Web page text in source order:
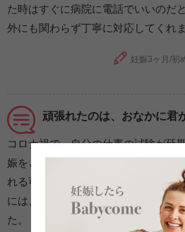
た時はすぐに病院に電話でいいのだ
外にも関わらず丁寧に対応してくれま
妊娠3ヶ月/初
頑張れたのは、おなかに君
コロナ禍で、自分の仕事の試験が延
娠をと考えていましたが、結婚式も
れる可能性もあり、妊活を開始。一
には、「妊娠中しんどいよ」と言わ
た。